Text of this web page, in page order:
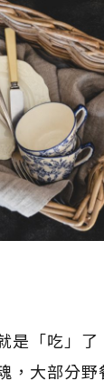
是「吃」了
，大部分野